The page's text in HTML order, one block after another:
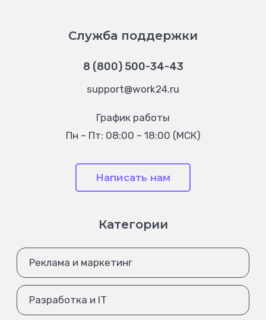
Служба поддержки
8 (800) 500-34-43
support@work24.ru
График работы
Пн – Пт: 08:00 – 18:00 (МСК)
Написать нам
Категории
Реклама и маркетинг
Разработка и IT